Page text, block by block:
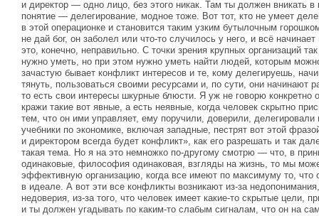
и директор — одно лицо, без этого никак. Там ты должен вникать
понятие — делегирование, модное тоже. Вот тот, кто не умеет
в этой операционке и становится таким узким бутылочным
не дай бог, он заболел или что-то случилось у него, и всё
это, конечно, неправильно. С точки зрения крупных организаций
нужно уметь, но при этом нужно уметь найти людей, которым
зачастую бывает конфликт интересов и те, кому делегируешь,
тянуть, пользоваться своими ресурсами и, по сути, они начинают
то есть свои интересы шкурные блюсти. Я уж не говорю конкретно
кражи такие вот явные, а есть неявные, когда человек скрытно
тем, что он ими управляет, ему поручили, доверили,
учебники по экономике, включая западные, пестрят вот этой
и директором всегда будет конфликт», как его разрешать и так
такая тема. Но я на это немножко по-другому смотрю — что, в
одинаковые, философия одинаковая, взгляды на жизнь, то мы
эффективную организацию, когда все имеют по максимуму то, что
в идеале. А вот эти все конфликты возникают из-за
недоверия, из-за того, что человек имеет какие-то скрытые цели,
и ты должен угадывать по каким-то слабым сигналам, что он на